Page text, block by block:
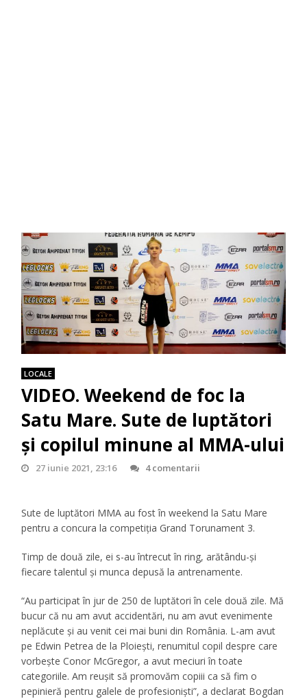
LOCALE
VIDEO. Weekend de foc la
Satu Mare. Sute de luptători
şi copilul minune al MMA-ului
27 iunie 2021, 23:16 4 comentarii
Sute de luptători MMA au fost în weekend la Satu Mare
pentru a concura la competiţia Grand Torunament 3.
Timp de două zile, ei s-au întrecut în ring, arătându-şi
fiecare talentul şi munca depusă la antrenamente.
“Au participat în jur de 250 de luptători în cele două zile. Mă
bucur că nu am avut accidentări, nu am avut evenimente
neplăcute şi au venit cei mai buni din România. L-am avut
pe Edwin Petrea de la Ploieşti, renumitul copil despre care
vorbeşte Conor McGregor, a avut meciuri în toate
categoriile. Am reuşit să promovăm copiii ca să fim o
pepinieră pentru galele de profesionişti”, a declarat Bogdan